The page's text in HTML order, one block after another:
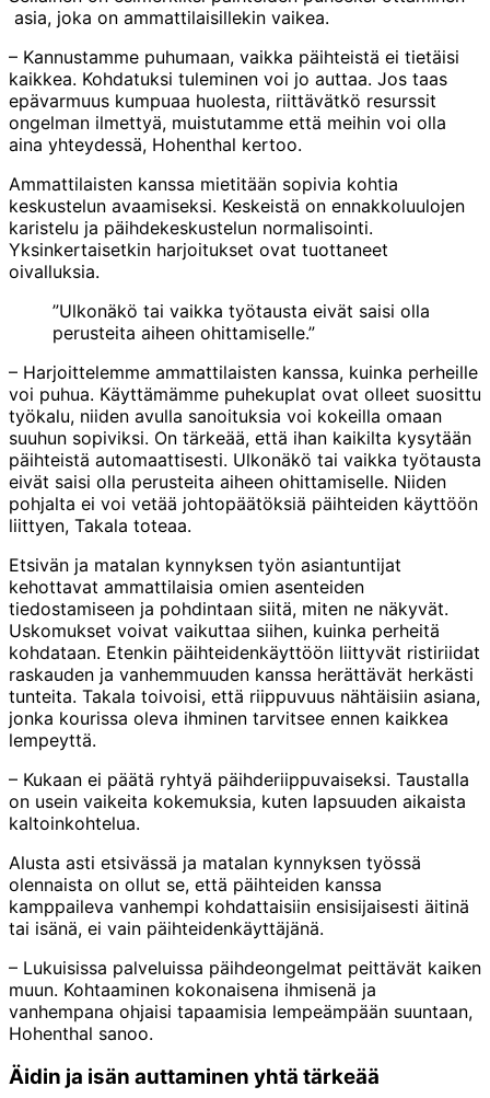
asia, joka on ammattilaisillekin vaikea.
– Kannustamme puhumaan, vaikka päihteistä ei tietäisi
kaikkea. Kohdatuksi tuleminen voi jo auttaa. Jos taas
epävarmuus kumpuaa huolesta, riittävätkö resurssit
ongelman ilmettyä, muistutamme että meihin voi olla
aina yhteydessä, Hohenthal kertoo.
Ammattilaisten kanssa mietitään sopivia kohtia
keskustelun avaamiseksi. Keskeistä on ennakkoluulojen
karistelu ja päihdekeskustelun normalisointi.
Yksinkertaisetkin harjoitukset ovat tuottaneet
oivalluksia.
”Ulkonäkö tai vaikka työtausta eivät saisi olla
perusteita aiheen ohittamiselle.”
– Harjoittelemme ammattilaisten kanssa, kuinka perheille
voi puhua. Käyttämämme puhekuplat ovat olleet suosittu
työkalu, niiden avulla sanoituksia voi kokeilla omaan
suuhun sopiviksi. On tärkeää, että ihan kaikilta kysytään
päihteistä automaattisesti. Ulkonäkö tai vaikka työtausta
eivät saisi olla perusteita aiheen ohittamiselle. Niiden
pohjalta ei voi vetää johtopäätöksiä päihteiden käyttöön
liittyen, Takala toteaa.
Etsivän ja matalan kynnyksen työn asiantuntijat
kehottavat ammattilaisia omien asenteiden
tiedostamiseen ja pohdintaan siitä, miten ne näkyvät.
Uskomukset voivat vaikuttaa siihen, kuinka perheitä
kohdataan. Etenkin päihteidenkäyttöön liittyvät ristiriidat
raskauden ja vanhemmuuden kanssa herättävät herkästi
tunteita. Takala toivoisi, että riippuvuus nähtäisiin asiana,
jonka kourissa oleva ihminen tarvitsee ennen kaikkea
lempeyttä.
– Kukaan ei päätä ryhtyä päihderiippuvaiseksi. Taustalla
on usein vaikeita kokemuksia, kuten lapsuuden aikaista
kaltoinkohtelua.
Alusta asti etsivässä ja matalan kynnyksen työssä
olennaista on ollut se, että päihteiden kanssa
kamppaileva vanhempi kohdattaisiin ensisijaisesti äitinä
tai isänä, ei vain päihteidenkäyttäjänä.
– Lukuisissa palveluissa päihdeongelmat peittävät kaiken
muun. Kohtaaminen kokonaisena ihmisenä ja
vanhempana ohjaisi tapaamisia lempeämpään suuntaan,
Hohenthal sanoo.
Äidin ja isän auttaminen yhtä tärkeää